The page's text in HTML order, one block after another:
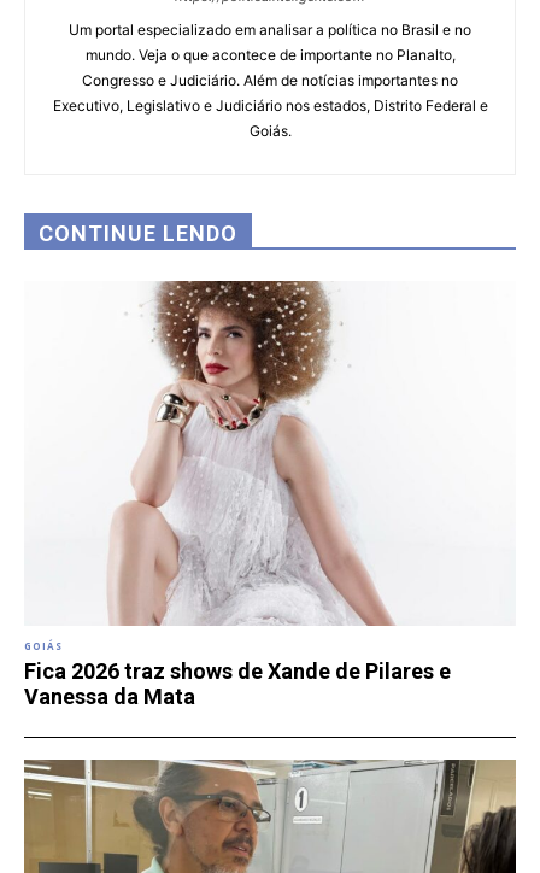
Um portal especializado em analisar a política no Brasil e no
mundo. Veja o que acontece de importante no Planalto,
Congresso e Judiciário. Além de notícias importantes no
Executivo, Legislativo e Judiciário nos estados, Distrito Federal e
Goiás.
CONTINUE LENDO
GOIÁS
Fica 2026 traz shows de Xande de Pilares e
Vanessa da Mata